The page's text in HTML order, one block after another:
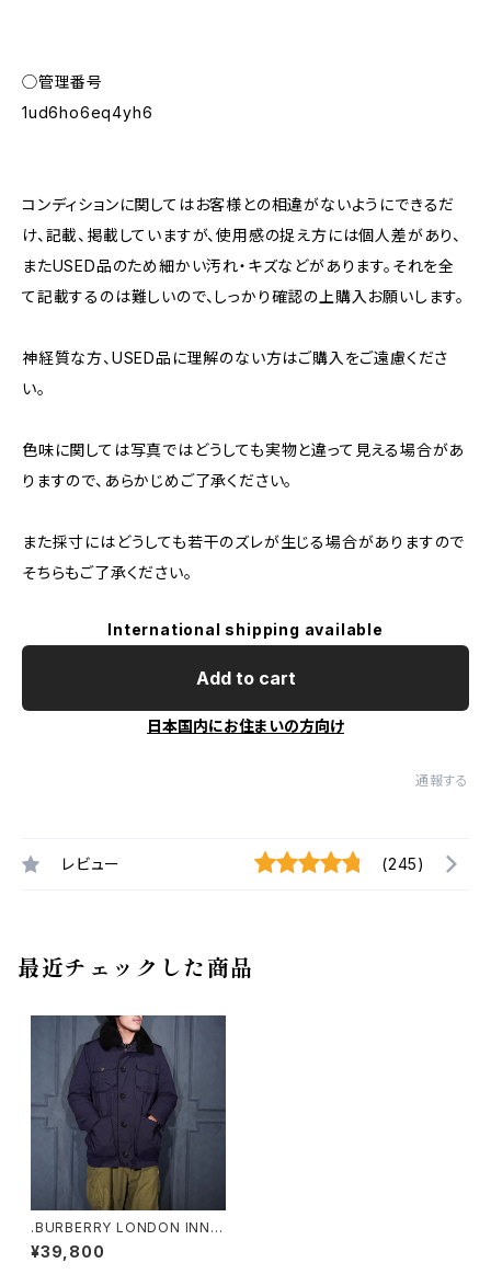
◯管理番号
1ud6ho6eq4yh6
コンディションに関してはお客様との相違がないようにできるだ
け、記載、掲載していますが、使用感の捉え方には個人差があり、
またUSED品のため細かい汚れ・キズなどがあります。それを全
て記載するのは難しいので、しっかり確認の上購入お願いします。
神経質な方、USED品に理解のない方はご購入をご遠慮くださ
い。
色味に関しては写真ではどうしても実物と違って見える場合があ
りますので、あらかじめご了承ください。
また採寸にはどうしても若干のズレが生じる場合がありますので
そちらもご了承ください。
International shipping available
Add to cart
日本国内にお住まいの方向け
通報する
レビュー (245)
最近チェックした商品
.BURBERRY LONDON INNE
R QUILTING DOWN MILITA
LY JACKET/バーバリーロンド
¥39,800